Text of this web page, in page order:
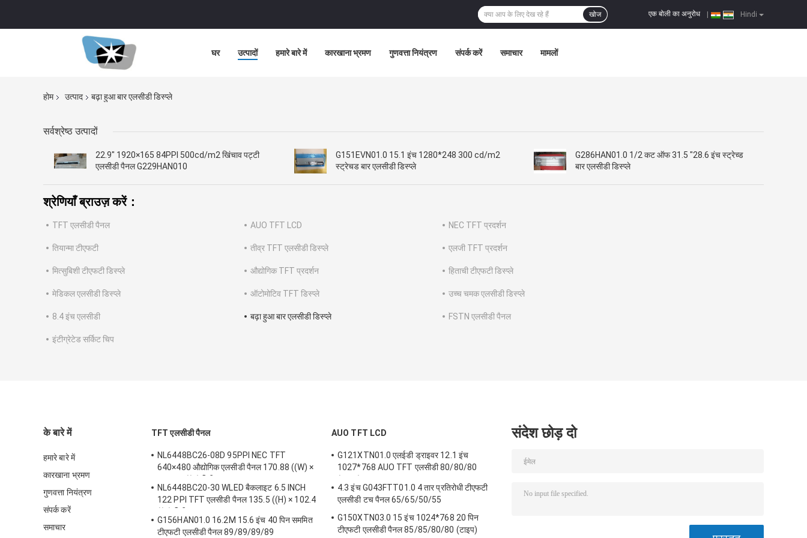
Hindi
एक बोली का अनुरोध
खोज
घर उत्पादों हमारे बारे में कारखाना भ्रमण गुणवत्ता नियंत्रण संपर्क करें समाचार मामलों
होम उत्पाद बढ़ा हुआ बार एलसीडी डिस्प्ले
सर्वश्रेष्ठ उत्पादों
22.9" 1920×165 84PPI 500cd/m2 खिंचाव पट्टी
एलसीडी पैनल G229HAN010
G151EVN01.0 15.1 इंच 1280*248 300 cd/m2
स्ट्रेचड बार एलसीडी डिस्प्ले
G286HAN01.0 1/2 कट ऑफ 31.5 "28.6 इंच स्ट्रेच्ड
बार एलसीडी डिस्प्ले
श्रेणियाँ ब्राउज़ करें：
TFT एलसीडी पैनल AUO TFT LCD NEC TFT प्रदर्शन
तियान्मा टीएफटी तीव्र TFT एलसीडी डिस्प्ले एलजी TFT प्रदर्शन
मित्सुबिशी टीएफटी डिस्प्ले औद्योगिक TFT प्रदर्शन हिताची टीएफटी डिस्प्ले
मेडिकल एलसीडी डिस्प्ले ऑटोमोटिव TFT डिस्प्ले उच्च चमक एलसीडी डिस्प्ले
8.4 इंच एलसीडी बढ़ा हुआ बार एलसीडी डिस्प्ले FSTN एलसीडी पैनल
इंटीग्रेटेड सर्किट चिप
के बारे में
हमारे बारे में
कारखाना भ्रमण
गुणवत्ता नियंत्रण
संपर्क करें
समाचार
TFT एलसीडी पैनल
NL6448BC26-08D 95PPI NEC TFT
640×480 औद्योगिक एलसीडी पैनल 170.88 ((W) ×
NL6448BC20-30 WLED बैकलाइट 6.5 INCH
122 PPI TFT एलसीडी पैनल 135.5 ((H) × 102.4
G156HAN01.0 16.2M 15.6 इंच 40 पिन सममित
टीएफटी एलसीडी पैनल 89/89/89/89
AUO TFT LCD
G121XTN01.0 एलईडी ड्राइवर 12.1 इंच
1027*768 AUO TFT एलसीडी 80/80/80
4.3 इंच G043FTT01.0 4 तार प्रतिरोधी टीएफटी
एलसीडी टच पैनल 65/65/50/55
G150XTN03.0 15 इंच 1024*768 20 पिन
टीएफटी एलसीडी पैनल 85/85/80/80 (टाइप)
संदेश छोड़ दो